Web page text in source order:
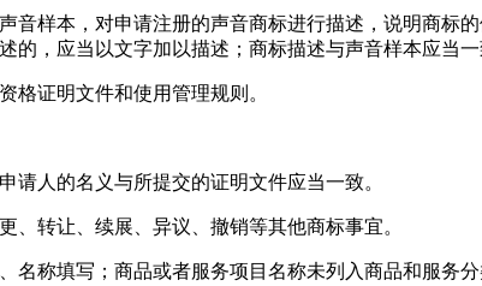
音样本，对申请注册的声音商标进行描述，说明商标
，应当以文字加以描述；商标描述与声音样本应当一
格证明文件和使用管理规则。
人的名义与所提交的证明文件应当一致。
转让、续展、异议、撤销等其他商标事宜。
称填写；商品或者服务项目名称未列入商品和服务分